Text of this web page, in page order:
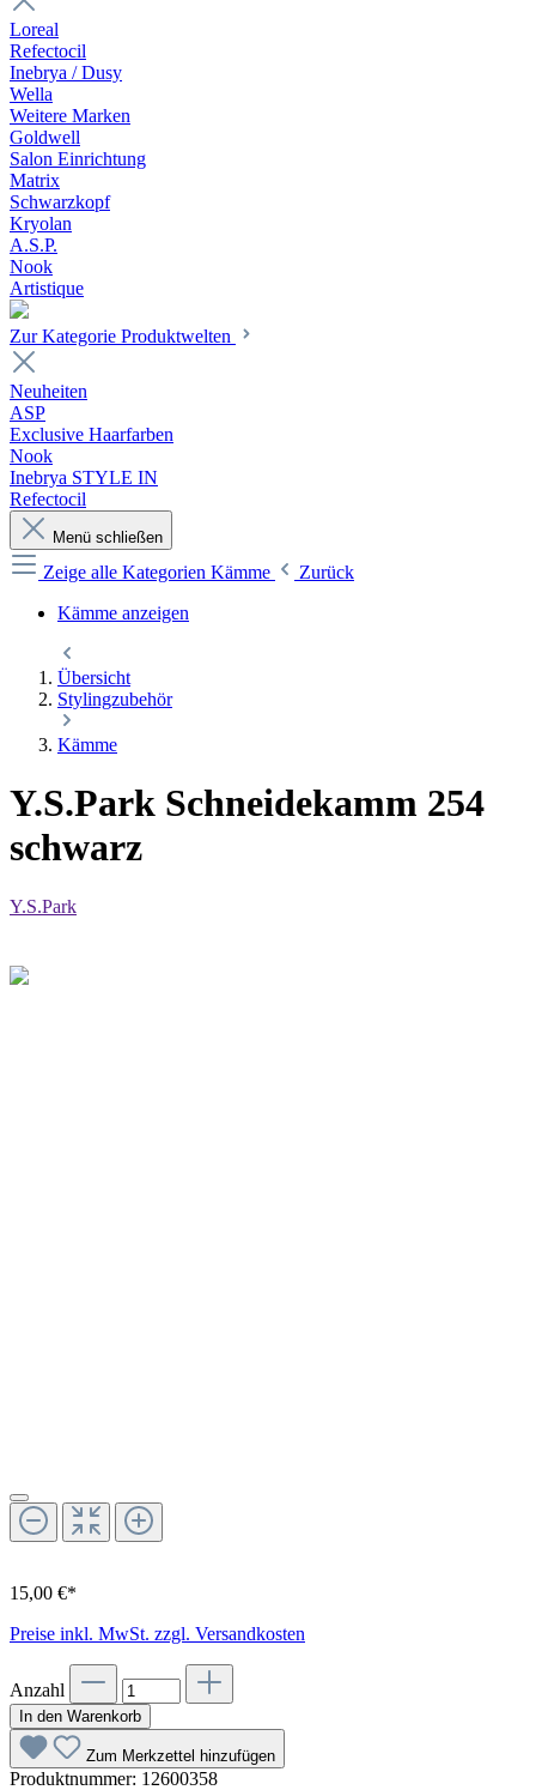
Loreal
Refectocil
Inebrya / Dusy
Wella
Weitere Marken
Goldwell
Salon Einrichtung
Matrix
Schwarzkopf
Kryolan
A.S.P.
Nook
Artistique
Zur Kategorie Produktwelten
Neuheiten
ASP
Exclusive Haarfarben
Nook
Inebrya STYLE IN
Refectocil
Menü schließen
Zeige alle Kategorien Kämme
Zurück
Kämme anzeigen
Übersicht
Stylingzubehör
Kämme
Y.S.Park Schneidekamm 254
schwarz
Y.S.Park
15,00 €*
Preise inkl. MwSt. zzgl. Versandkosten
Anzahl
In den Warenkorb
Zum Merkzettel hinzufügen
Produktnummer: 12600358